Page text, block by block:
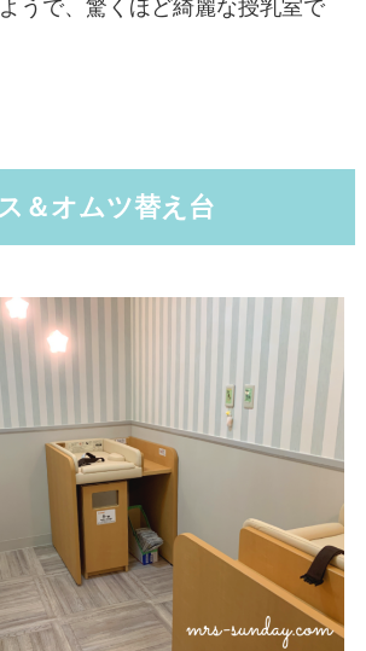
うで、驚くほど綺麗な授乳室で
＆オムツ替え台